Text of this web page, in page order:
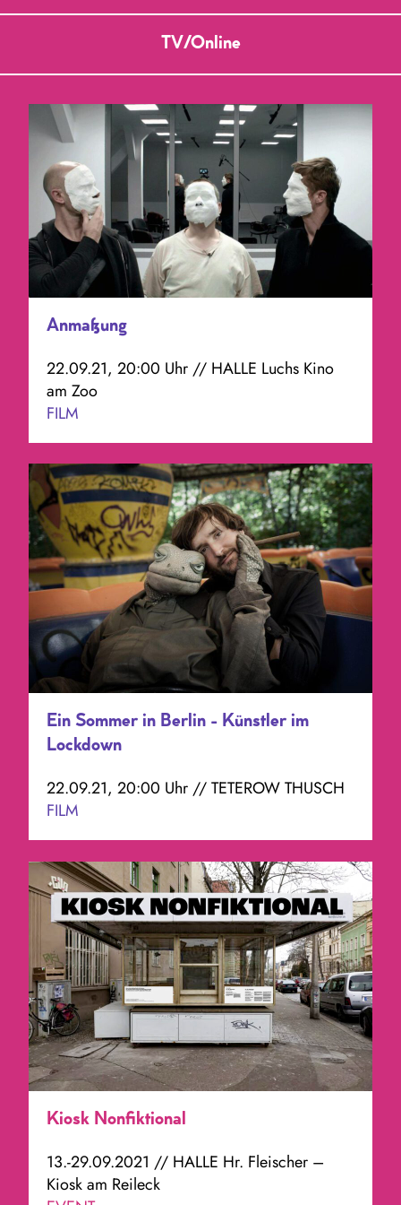
TV/Online
Anmaßung
22.09.21, 20:00 Uhr // HALLE Luchs Kino
am Zoo
FILM
Ein Sommer in Berlin - Künstler im
Lockdown
22.09.21, 20:00 Uhr // TETEROW THUSCH
FILM
Kiosk Nonfiktional
13.-29.09.2021 // HALLE Hr. Fleischer –
Kiosk am Reileck